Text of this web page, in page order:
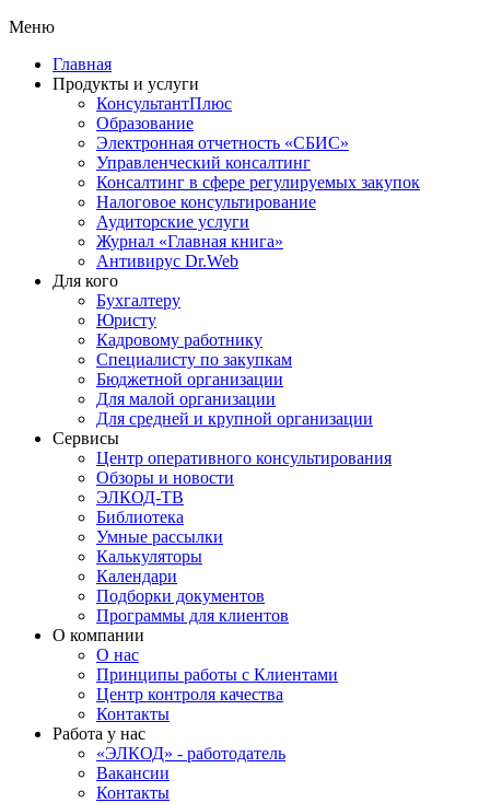
Меню
Главная
Продукты и услуги
КонсультантПлюс
Образование
Электронная отчетность «СБИС»
Управленческий консалтинг
Консалтинг в сфере регулируемых закупок
Налоговое консультирование
Аудиторские услуги
Журнал «Главная книга»
Антивирус Dr.Web
Для кого
Бухгалтеру
Юристу
Кадровому работнику
Специалисту по закупкам
Бюджетной организации
Для малой организации
Для средней и крупной организации
Сервисы
Центр оперативного консультирования
Обзоры и новости
ЭЛКОД-ТВ
Библиотека
Умные рассылки
Калькуляторы
Календари
Подборки документов
Программы для клиентов
О компании
О нас
Принципы работы с Клиентами
Центр контроля качества
Контакты
Работа у нас
«ЭЛКОД» - работодатель
Вакансии
Контакты